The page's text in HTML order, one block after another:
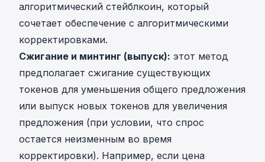
алгоритмический стейблкоин, который
сочетает обеспечение с алгоритмическими
корректировками.
Сжигание и минтинг (выпуск): этот метод
предполагает сжигание существующих
токенов для уменьшения общего предложения
или выпуск новых токенов для увеличения
предложения (при условии, что спрос
остается неизменным во время
корректировки). Например, если цена